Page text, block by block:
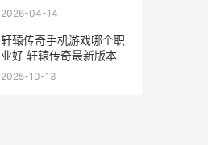
器是什么游戏
2026-04-14
轩辕传奇手机游戏哪个职
业好 轩辕传奇最新版本
2025-10-13